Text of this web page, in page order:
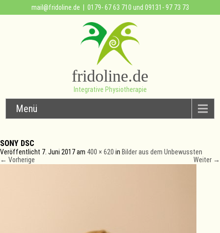
mail@fridoline.de | 0179- 67 63 710 und 09131- 97 73 73
fridoline.de
Integrative Physiotherapie
Menü
SONY DSC
Veröffentlicht 7. Juni 2017am 400 × 620 in Bilder aus dem Unbewussten
← Vorherige Weiter →